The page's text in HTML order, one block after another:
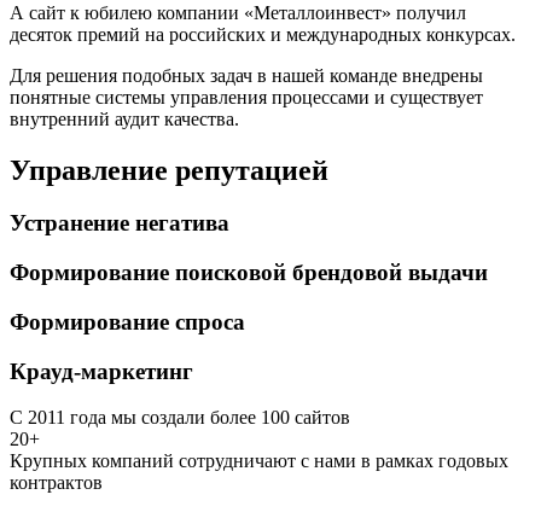
А сайт к юбилею компании «Металлоинвест» получил
десяток премий на российских и международных конкурсах.
Для решения подобных задач в нашей команде внедрены
понятные системы управления процессами и существует
внутренний аудит качества.
Управление репутацией
Устранение негатива
Формирование поисковой брендовой выдачи
Формирование спроса
Крауд-маркетинг
С 2011 года мы создали более 100 сайтов
20+
Крупных компаний сотрудничают с нами в рамках годовых
контрактов